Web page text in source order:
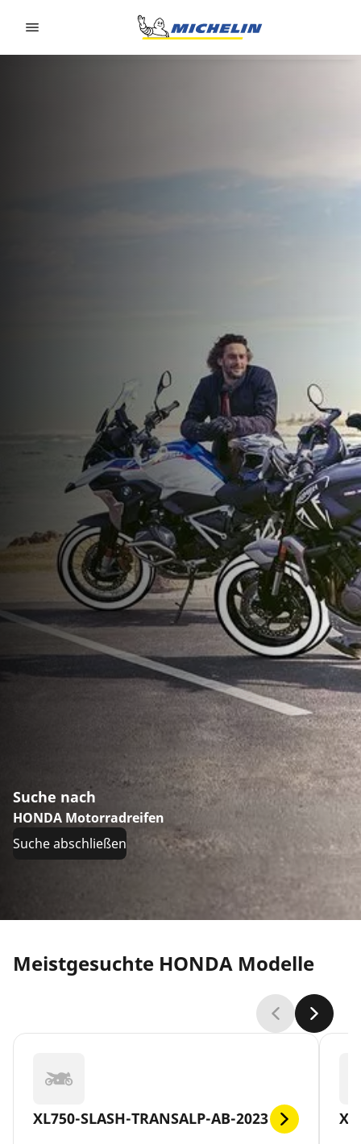
Suche nach
HONDA Motorradreifen
Suche abschließen
Meistgesuchte HONDA Modelle
XL750-SLASH-TRANSALP-AB-2023 X-